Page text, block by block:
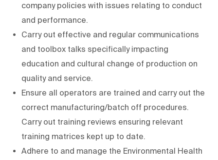
company policies with issues relating to conduct
and performance.
Carry out effective and regular communications
and toolbox talks specifically impacting
education and cultural change of production on
quality and service.
Ensure all operators are trained and carry out the
correct manufacturing/batch off procedures.
Carry out training reviews ensuring relevant
training matrices kept up to date.
Adhere to and manage the Environmental Health